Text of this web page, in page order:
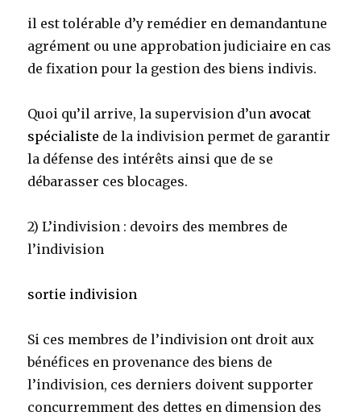
il est tolérable d’y remédier en demandantune
agrément ou une approbation judiciaire en cas
de fixation pour la gestion des biens indivis.
Quoi qu’il arrive, la supervision d’un avocat
spécialiste de la indivision permet de garantir
la défense des intérêts ainsi que de se
débarasser ces blocages.
2) L’indivision : devoirs des membres de
l’indivision
sortie indivision
Si ces membres de l’indivision ont droit aux
bénéfices en provenance des biens de
l’indivision, ces derniers doivent supporter
concurremment des dettes en dimension des